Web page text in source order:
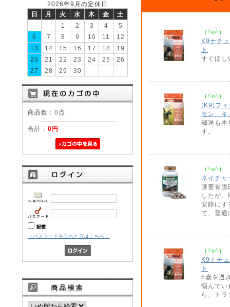
2026年9月の定休日
日
月 火 水 木 金
土
1
2 3 4
5
6
7 8 9 10 11
12
13
14 15 16 17 18
19
20
21 22 23 24 25
26
27
28 29 30
商品数：0点
合計： 0円
（パスワードを忘れた方はこちら）
（^o^）
K9ナチ
ト
すぐほし
（^o^）
(K9)フィ
モン キ
郵送も本
す。
（^o^）
ネイチ
膝蓋骨脱
したが
安静にす
て、普
（^o^）
K9ナチ
ト
5歳を過
悩んでい
ら、ト